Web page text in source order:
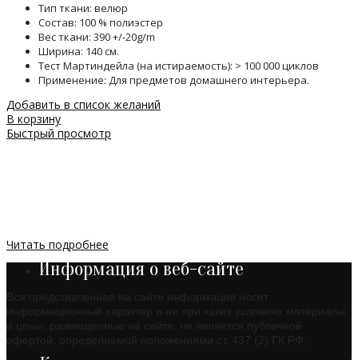
Тип ткани: велюр
Состав: 100 % полиэстер
Вес ткани: 390 +/-20g/m
Ширина: 140 см.
Тест Мартиндейла (на истираемость): > 100 000 циклов
Применение: Для предметов домашнего интерьера.
Добавить в список желаний
В корзину
Быстрый просмотр
Читать подробнее
Информация о веб-сайте